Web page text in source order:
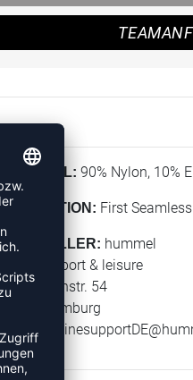
MATERIAL: 90% Nylon, 10%
First Seamless
hummel
hummel sport & leisure
54
22761 Hamburg
E-Mail: